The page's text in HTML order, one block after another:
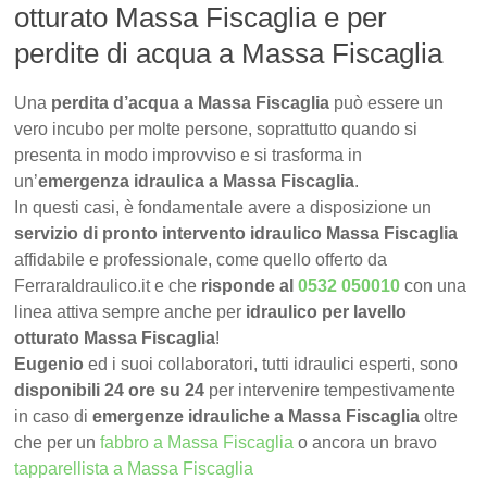
otturato Massa Fiscaglia e per
perdite di acqua a Massa Fiscaglia
Una perdita d’acqua a Massa Fiscaglia può essere un
vero incubo per molte persone, soprattutto quando si
presenta in modo improvviso e si trasforma in
un’emergenza idraulica a Massa Fiscaglia.
In questi casi, è fondamentale avere a disposizione un
servizio di pronto intervento idraulico Massa Fiscaglia
affidabile e professionale, come quello offerto da
FerraraIdraulico.it e che risponde al0532 050010 con una
linea attiva sempre anche per idraulico per lavello
otturato Massa Fiscaglia!
Eugenio ed i suoi collaboratori, tutti idraulici esperti, sono
disponibili 24 ore su 24 per intervenire tempestivamente
in caso diemergenze idrauliche a Massa Fiscagliaoltre
che per unfabbro a Massa Fiscaglia o ancora un bravo
tapparellista a Massa Fiscaglia